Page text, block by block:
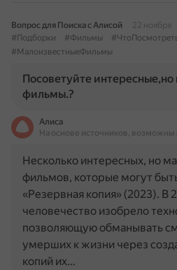
Вопрос для Поиска с Алисой
22 ноября
#Подборки
#Фильмы
#МалоизвестныеФильмы
Посоветуйте
фильмы.?
Алиса
На основе источников, возможны
Несколько интересных, но
фильмов, которые могут
«Резервная копия» (2023). В
человечество изобрело
позволяющую обманывать
умерших к жизни через
копий их…